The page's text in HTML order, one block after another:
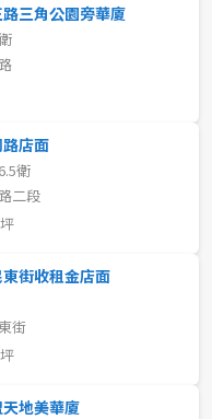
三角公園旁華廈
店面
衛
二段
街收租金店面
街
地美華廈